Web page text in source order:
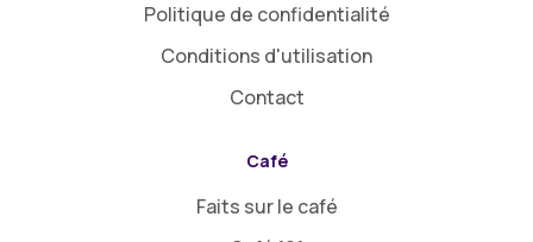
Politique de confidentialité
Conditions d'utilisation
Contact
Café
Faits sur le café